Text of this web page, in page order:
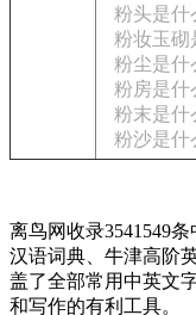
粉头是什
粉妆玉砌
粉尘是什
粉房是什
粉末是什
粉沙是什
离鸟网收录3541549
汉语词典、牛津高阶
盖了全部常用中英文
和写作的有利工具。